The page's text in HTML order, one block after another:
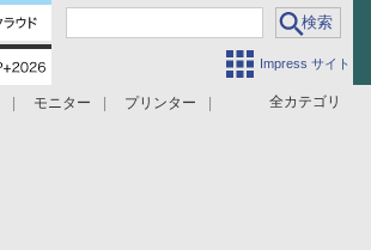
Impress サイト
全カテゴリ
モニター
プリンター